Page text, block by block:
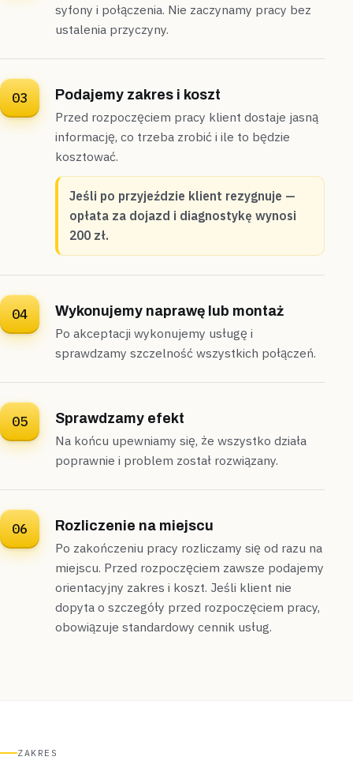
syfony i połączenia. Nie zaczynamy pracy bez
ustalenia przyczyny.
03
Podajemy zakres i koszt
Przed rozpoczęciem pracy klient dostaje jasną
informację, co trzeba zrobić i ile to będzie
kosztować.
Jeśli po przyjeździe klient rezygnuje —
opłata za dojazd i diagnostykę wynosi
200 zł.
04
Wykonujemy naprawę lub montaż
Po akceptacji wykonujemy usługę i
sprawdzamy szczelność wszystkich połączeń.
05
Sprawdzamy efekt
Na końcu upewniamy się, że wszystko działa
poprawnie i problem został rozwiązany.
06
Rozliczenie na miejscu
Po zakończeniu pracy rozliczamy się od razu na
miejscu. Przed rozpoczęciem zawsze podajemy
orientacyjny zakres i koszt. Jeśli klient nie
dopyta o szczegóły przed rozpoczęciem pracy,
obowiązuje standardowy cennik usług.
ZAKRES